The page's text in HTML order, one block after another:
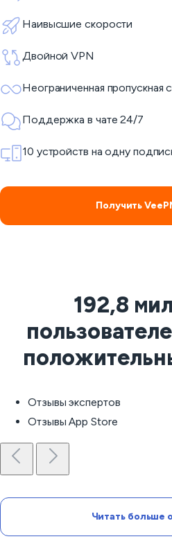
Наивысшие скорости
Двойной VPN
Неограниченная пропускная
Поддержка в чате 24/7
10 устройств на одну
Получить
192,8
Отзывы экспертов
Отзывы App Store
Читать больше